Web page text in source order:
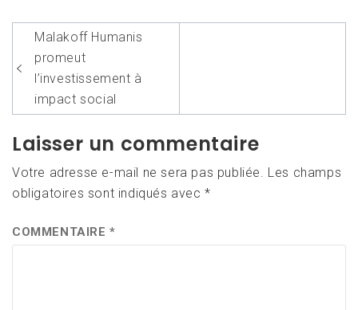
Navigation
de
l’article
Malakoff Humanis
promeut
l’investissement à
impact social
Laisser un commentaire
Votre adresse e-mail ne sera pas publiée. Les champs
obligatoires sont indiqués avec*
COMMENTAIRE*